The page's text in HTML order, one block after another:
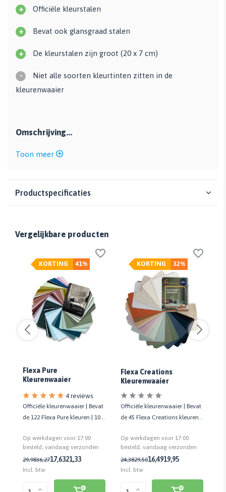
+ Officiële kleurstalen
+ Bevat ook glansgraad stalen
+ De kleurstalen zijn groot (20 x 7 cm)
-
Niet alle soorten kleurtinten zitten in de
kleurenwaaier
Omschrijving...
Toon meer
Productspecificaties
Vergelijkbare producten
41%
KORTING
Flexa Pure
Kleurenwaaier
4 reviews
Officiële kleurenwaaier | Bevat
de 122 Flexa Pure kleuren | 10 x
Op werkdagen voor 17:00
besteld, vandaag verzonden
29,9836,2717,6321,33
Incl. btw
32%
KORTING
Flexa Creations
Kleurenwaaier
Officiële kleurenwaaier | Bevat
de 45 Flexa Creations kleuren |
Op werkdagen voor 17:00
besteld, vandaag verzonden
24,3829,5016,4919,95
Incl. btw